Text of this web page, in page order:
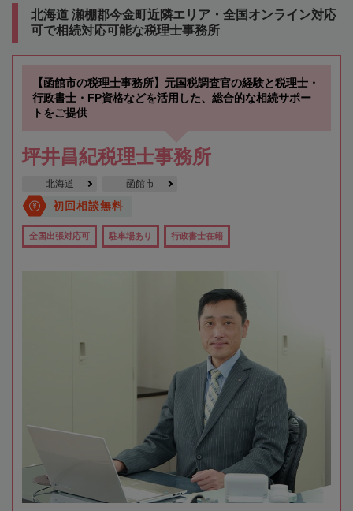
北海道 瀬棚郡今金町近隣エリア・全国オンライン対応
可で相続対応可能な税理士事務所
【函館市の税理士事務所】元国税調査官の経験と税理士・
行政書士・FP資格などを活用した、総合的な相続サポー
トをご提供
坪井昌紀税理士事務所
北海道 函館市
初回相談無料
全国出張対応可 駐車場あり 行政書士在籍